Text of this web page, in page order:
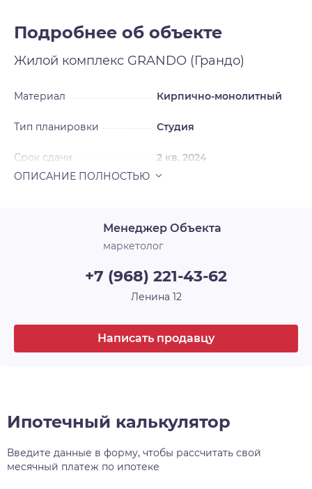
Подробнее об объекте
Жилой комплекс GRANDO (Грандо)
Материал Кирпично-монолитный
Тип планировки Студия
Срок сдачи 2 кв. 2024
Менеджер Объекта
маркетолог
+7 (968) 221-43-62
Ленина 12
Написать продавцу
Ипотечный калькулятор
Введите данные в форму, чтобы рассчитать свой
месячный платеж по ипотеке